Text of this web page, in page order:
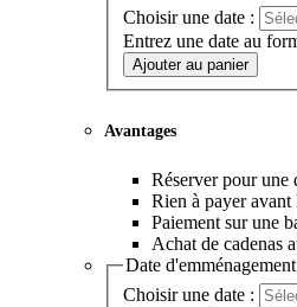
Choisir une date :
Entrez une date au
Ajouter au panier
Avantages
Réserver pour une
Rien à payer avant
Paiement sur une
Achat de cadenas
Date d'emménagement
Choisir une date :